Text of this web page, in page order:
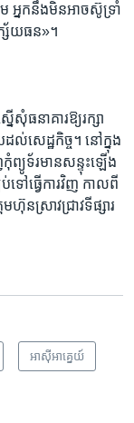
អ្នក​នឹង​មិន​អាច​ស៊ូទ្រាំ​
ស័យធន»។
សុំ​ធនាគារ​ឱ្យ​រក្សា​
ដល់​សេដ្ឋកិច្ច។ នៅ​ក្នុង​
កុំព្យូទ័រ​មាន​សន្ទុះ​ឡើង​
ទៅ​ធ្វើ​ការ​វិញ​ កាលពី​
ហ៊ុន​ស្រាវជ្រាវ​ទីផ្សារ​
អាស៊ី​អាគ្នេយ៍